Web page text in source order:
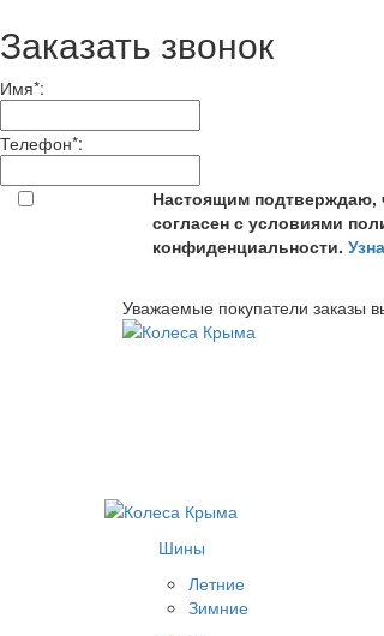
Заказать звонок
Имя*:
Телефон*:
Настоящим подтверждаю,
согласен с условиями
конфиденциальности.
Уважаемые покупатели заказы
Шины
Летние
Зимние